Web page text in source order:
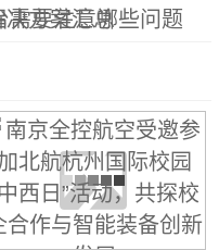
决方案汇总
需要注意哪些问题